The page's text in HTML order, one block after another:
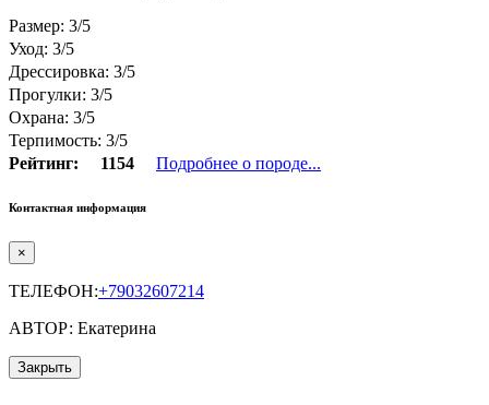
Размер: 3/5
Уход: 3/5
Дрессировка: 3/5
Прогулки: 3/5
Охрана: 3/5
Терпимость: 3/5
Рейтинг:
1154 Подробнее о породе...
Контактная информация
×
ТЕЛЕФОН:+79032607214
АВТОР: Екатерина
Закрыть